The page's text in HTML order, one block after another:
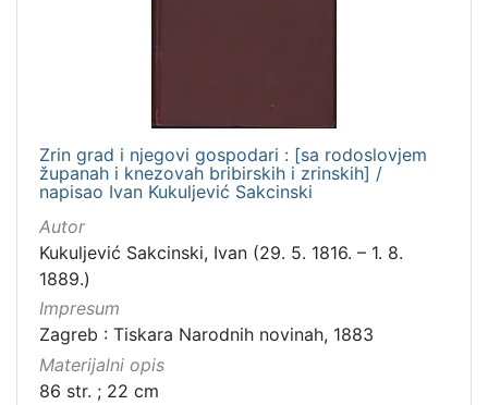
Zrin grad i njegovi gospodari : [sa rodoslovjem
županah i knezovah bribirskih i zrinskih] /
napisao Ivan Kukuljević Sakcinski
Autor
Kukuljević Sakcinski, Ivan (29. 5. 1816. – 1. 8.
1889.)
Impresum
Zagreb : Tiskara Narodnih novinah, 1883
Materijalni opis
86 str. ; 22 cm